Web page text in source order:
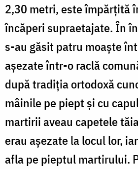
2,30 metri, este împărţită
încăperi supraetajate. În
s-au găsit patru moaşte
aşezate într-o raclă
după tradiţia ortodoxă
mâinile pe piept şi cu
martirii aveau capetele
erau aşezate la locul lor,
afla pe pieptul martirului.